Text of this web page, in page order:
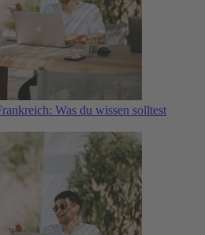
Was du wissen solltest